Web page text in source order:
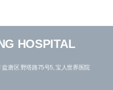
HOSPITAL
唐区 野塔路75号5, 宝人世界医院